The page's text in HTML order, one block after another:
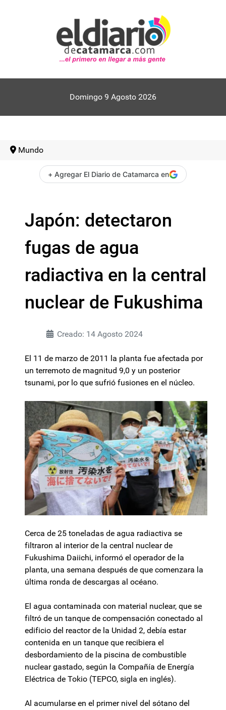
Domingo 9 Agosto 2026
Mundo
+ Agregar El Diario de Catamarca en
Japón: detectaron
fugas de agua
radiactiva en la central
nuclear de Fukushima
Creado: 14 Agosto 2024
El 11 de marzo de 2011 la planta fue afectada por
un terremoto de magnitud 9,0 y un posterior
tsunami, por lo que sufrió fusiones en el núcleo.
Cerca de 25 toneladas de agua radiactiva se
filtraron al interior de la central nuclear de
Fukushima Daiichi, informó el operador de la
planta, una semana después de que comenzara la
última ronda de descargas al océano.
El agua contaminada con material nuclear, que se
filtró de un tanque de compensación conectado al
edificio del reactor de la Unidad 2, debía estar
contenida en un tanque que recibiera el
desbordamiento de la piscina de combustible
nuclear gastado, según la Compañía de Energía
Eléctrica de Tokio (TEPCO, sigla en inglés).
Al acumularse en el primer nivel del sótano del